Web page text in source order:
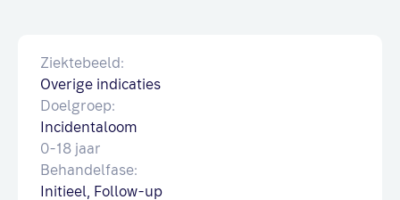
Ziektebeeld:
Overige indicaties
Doelgroep:
Incidentaloom
0-18 jaar
Behandelfase:
Initieel, Follow-up
Documenten
SKION-dagen
Steun ons
Contact